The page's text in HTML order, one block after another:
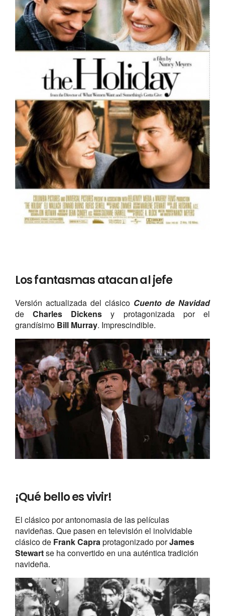
Los fantasmas atacan al jefe
Versión actualizada del clásico Cuento de Navidad
deCharles Dickensy
protagonizada por el
grandísimo Bill Murray. Imprescindible.
¡Qué bello es vivir!
El clásico por antonomasia de las películas
navideñas. Que pasen en televisión el inolvidable
clásico de Frank Capraprotagonizado porJames
Stewartse ha convertido en una auténtica tradición
navideña.